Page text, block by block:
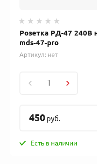
Розетка РД-47 240В
mds-47-pro
Артикул: нет
450 руб.
Есть в наличии